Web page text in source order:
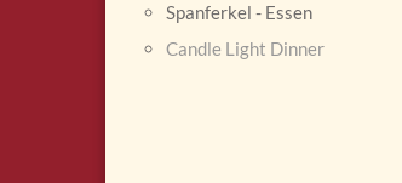
Spanferkel - Essen
Candle Light Dinner